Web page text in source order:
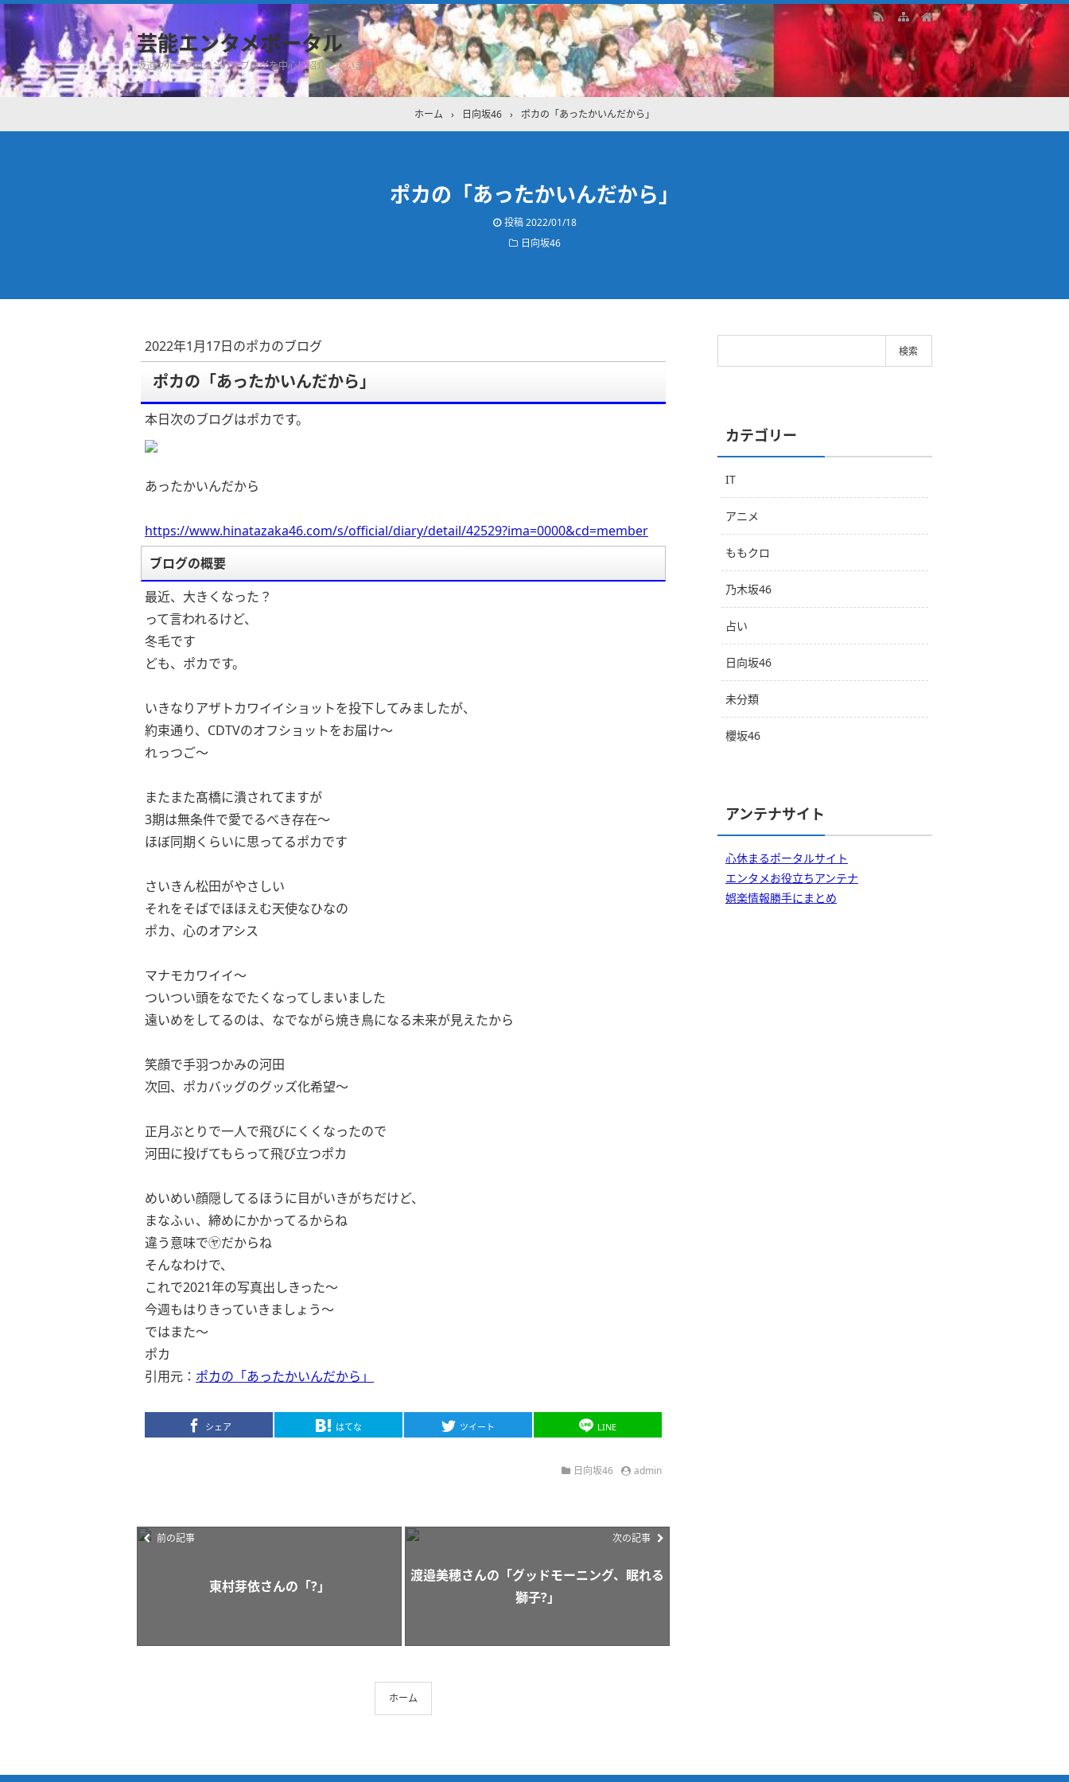
芸能エンタメポータル
坂道グループのメンバーブログを中心に紹介しています
ホーム › 日向坂46 › ポカの「あったかいんだから」
ポカの「あったかいんだから」
投稿2022/01/18
日向坂46
2022年1月17日のポカのブログ
ポカの「あったかいんだから」
本日次のブログはポカです。
あったかいんだから
https://www.hinatazaka46.com/s/official/diary/detail/42529?ima=0000&cd=member
ブログの概要
最近、大きくなった？
って言われるけど、
冬毛です
ども、ポカです。
いきなりアザトカワイイショットを投下してみましたが、
約束通り、CDTVのオフショットをお届け〜
れっつご〜
またまた髙橋に潰されてますが
3期は無条件で愛でるべき存在〜
ほぼ同期くらいに思ってるポカです
さいきん松田がやさしい
それをそばでほほえむ天使なひなの
ポカ、心のオアシス
マナモカワイイ〜
ついつい頭をなでたくなってしまいました
遠いめをしてるのは、なでながら焼き鳥になる未来が見えたから
笑顔で手羽つかみの河田
次回、ポカバッグのグッズ化希望〜
正月ぶとりで一人で飛びにくくなったので
河田に投げてもらって飛び立つポカ
めいめい顔隠してるほうに目がいきがちだけど、
まなふぃ、締めにかかってるからね
違う意味で㋳だからね
そんなわけで、
これで2021年の写真出しきった〜
今週もはりきっていきましょう〜
ではまた〜
ポカ
引用元： ポカの「あったかいんだから」
シェア はてな ツイート LINE
日向坂46 admin
前の記事
東村芽依さんの「?」
次の記事
渡邉美穂さんの「グッドモーニング、眠れる
獅子?」
ホーム
カテゴリー
IT
アニメ
ももクロ
乃木坂46
占い
日向坂46
未分類
櫻坂46
アンテナサイト
心休まるポータルサイト
エンタメお役立ちアンテナ
娯楽情報勝手にまとめ